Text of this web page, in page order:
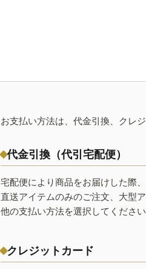
お支払い方法は、代金引換、クレ
代金引換（代引宅配便）
宅配便により商品をお届けした際
直送アイテムのみのご注文、大型
他の支払い方法を選択してください
クレジットカード